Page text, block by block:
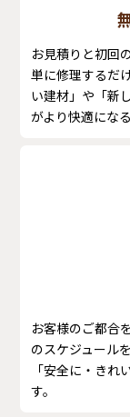
お見積りと初回
単に修理するだ
い建材」や「新
がより快適にな
お客様のご都合
のスケジュール
「安全に・き
す。